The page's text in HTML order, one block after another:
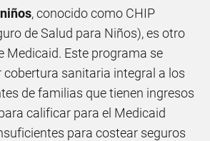
, conocido como CHIP
de Salud para Niños), es otro
Medicaid. Este programa se
cobertura sanitaria integral a los
de familias que tienen ingresos
calificar para el Medicaid
para costear seguros